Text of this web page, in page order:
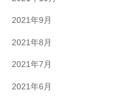
2021年9月
2021年8月
2021年7月
2021年6月